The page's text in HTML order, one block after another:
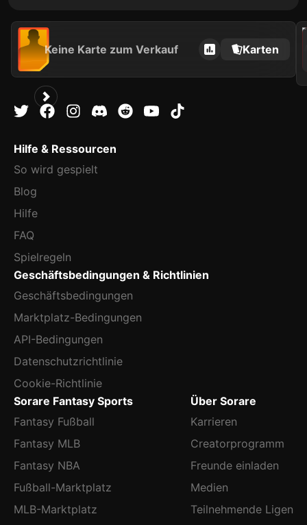
Keine Karte zum Verkauf Karten
2022
Hilfe & Ressourcen
So wird gespielt
Blog
Hilfe
FAQ
Spielregeln
Geschäftsbedingungen & Richtlinien
Geschäftsbedingungen
Marktplatz-Bedingungen
API-Bedingungen
Datenschutzrichtlinie
Cookie-Richtlinie
Sorare Fantasy Sports
Fantasy Fußball
Fantasy MLB
Fantasy NBA
Fußball-Marktplatz
MLB-Marktplatz
Über Sorare
Karrieren
Creatorprogramm
Freunde einladen
Medien
Teilnehmende Ligen